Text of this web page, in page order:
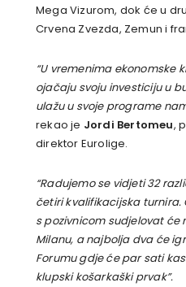
Mega Vizurom, dok će u
Crvena Zvezda, Zemun i
“U vremenima ekonomske
ojačaju svoju investiciju u
ulažu u svoje programe
rekao je Jordi Bertomeu,
direktor Eurolige.
“Radujemo se vidjeti 32
četiri kvalifikacijska
s pozivnicom sudjelovat će
Milanu, a najbolja dva će
Forumu gdje će par sati
klupski košarkaški prvak”.